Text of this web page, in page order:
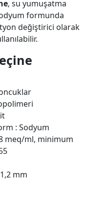
, su yumuşatma
formunda
değiştirici olarak
: Sodyum
meq/ml, minimum
mm